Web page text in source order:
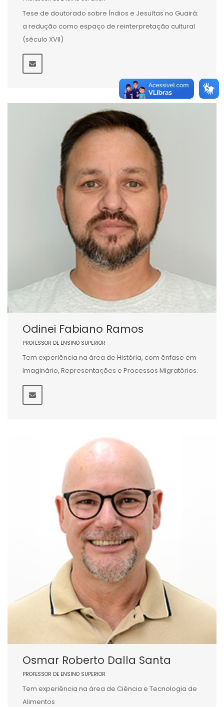
Tese de doutorado sobre Índios e Jesuítas no Guairá:
a redução como espaço de reinterpretação cultural
(século XVII)
Odinei Fabiano Ramos
PROFESSOR DE ENSINO SUPERIOR
Tem experiência na área de História, com ênfase em
Imaginário, Representações e Processos Migratórios.
Osmar Roberto Dalla Santa
PROFESSOR DE ENSINO SUPERIOR
Tem experiência na área de Ciência e Tecnologia de
Alimentos